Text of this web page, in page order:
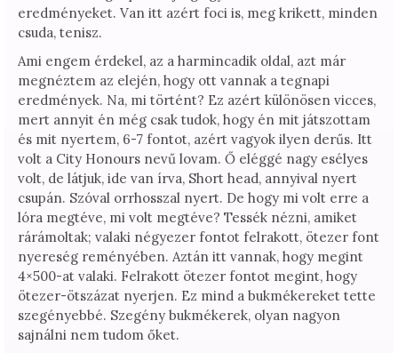
eredményeket. Van itt azért foci is, meg krikett, minden
csuda, tenisz.
Ami engem érdekel, az a harmincadik oldal, azt már
megnéztem az elején, hogy ott vannak a tegnapi
eredmények. Na, mi történt? Ez azért különösen vicces,
mert annyit én még csak tudok, hogy én mit játszottam
és mit nyertem, 6-7 fontot, azért vagyok ilyen derűs. Itt
volt a City Honours nevű lovam. Ő eléggé nagy esélyes
volt, de látjuk, ide van írva, Short head, annyival nyert
csupán. Szóval orrhosszal nyert. De hogy mi volt erre a
lóra megtéve, mi volt megtéve? Tessék nézni, amiket
rárámoltak; valaki négyezer fontot felrakott, ötezer font
nyereség reményében. Aztán itt vannak, hogy megint
4×500-at valaki. Felrakott ötezer fontot megint, hogy
ötezer-ötszázat nyerjen. Ez mind a bukmékereket tette
szegényebbé. Szegény bukmékerek, olyan nagyon
sajnálni nem tudom őket.